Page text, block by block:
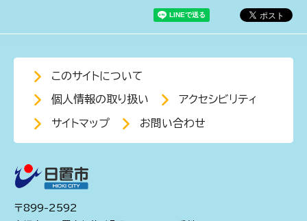
このサイトについて
個人情報の取り扱い アクセシビリティ
サイトマップ お問い合わせ
〒899-2592